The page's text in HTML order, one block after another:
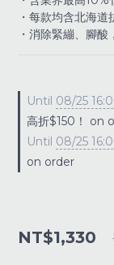
・每款均含北海
・消除緊繃、腳
Until 08/25
高折$150！ on
Until 08/25
on order
NT$1,330